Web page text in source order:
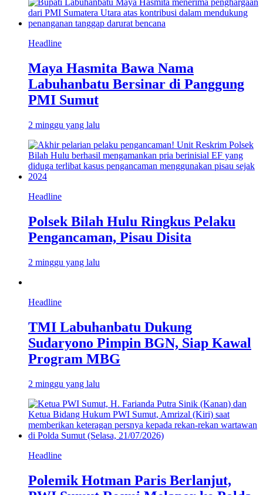
Headline
Maya Hasmita Bawa Nama
Labuhanbatu Bersinar di Panggung
PMI Sumut
2 minggu yang lalu
Headline
Polsek Bilah Hulu Ringkus Pelaku
Pengancaman, Pisau Disita
2 minggu yang lalu
Headline
TMI Labuhanbatu Dukung
Sudaryono Pimpin BGN, Siap Kawal
Program MBG
2 minggu yang lalu
Headline
Polemik Hotman Paris Berlanjut,